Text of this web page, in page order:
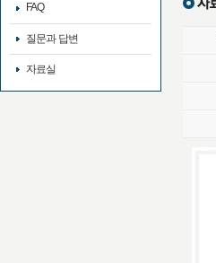
FAQ
질문과 답변
자료실